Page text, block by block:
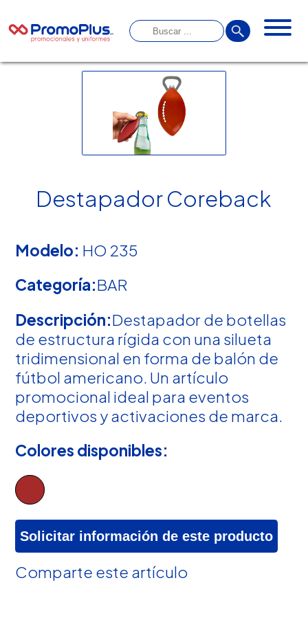
Destapador Coreback
Modelo: HO 235
Categoría:BAR
Descripción:Destapador de botellas
de estructura rígida con una silueta
tridimensional en forma de balón de
fútbol americano. Un artículo
promocional ideal para eventos
deportivos y activaciones de marca.
Colores disponibles:
Solicitar información de este producto
Comparte este artículo